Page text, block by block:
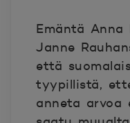
Emäntä Anna
Janne
että
tyypillistä,
anneta arvoa